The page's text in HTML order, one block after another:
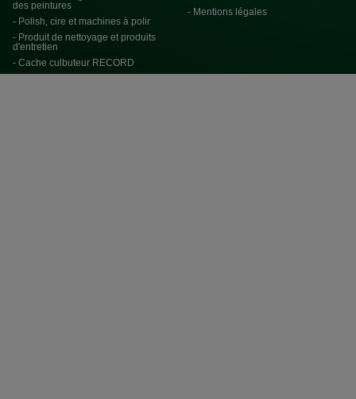
des peintures
- Polish, cire et machines à polir
- Produit de nettoyage et produits
d'entretien
- Cache culbuteur RECORD
- Mentions légales